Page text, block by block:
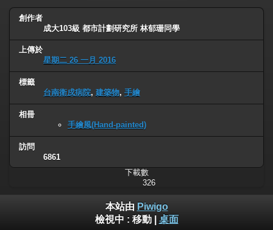
創作者
成大103級 都市計劃研究所 林郁珊同學
上傳於
星期二 26 一月 2016
標籤
台南衛戍病院, 建築物, 手繪
相冊
手繪風(Hand-painted)
訪問
6861
下載數
326
本站由 Piwigo
檢視中 : 移動| 桌面